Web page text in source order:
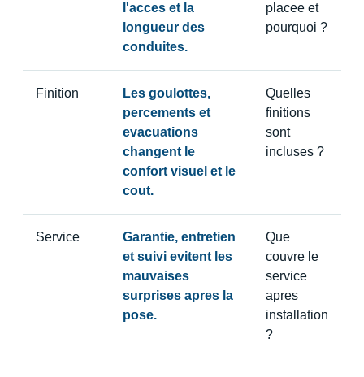
l'acces et la
longueur des
conduites.
placee et
pourquoi ?
Finition
Les goulottes,
percements et
evacuations
changent le
confort visuel et le
cout.
Quelles
finitions
sont
incluses ?
Service
Garantie, entretien
et suivi evitent les
mauvaises
surprises apres la
pose.
Que
couvre le
service
apres
installation
?